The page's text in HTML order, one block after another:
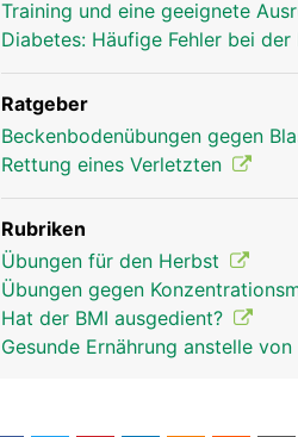
Training und eine geeignete
Diabetes: Häufige Fehler bei
Ratgeber
Beckenbodenübungen gegen
Rettung eines Verletzten
Rubriken
Übungen für den Herbst
Übungen gegen
Hat der BMI ausgedient?
Gesunde Ernährung anstelle